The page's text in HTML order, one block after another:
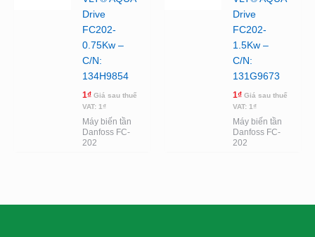
Drive
FC202-
0.75Kw –
C/N:
134H9854
1₫ Giá sau thuế
VAT: 1₫
Máy biến tần
Danfoss FC-
202
Drive
FC202-
1.5Kw –
C/N:
131G9673
1₫ Giá sau thuế
VAT: 1₫
Máy biến tần
Danfoss FC-
202